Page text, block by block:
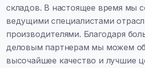
складов. В настоящее время мы
ведущими специалистами
производителями. Благодаря
деловым партнерам мы можем
высочайшее качество и лучшие